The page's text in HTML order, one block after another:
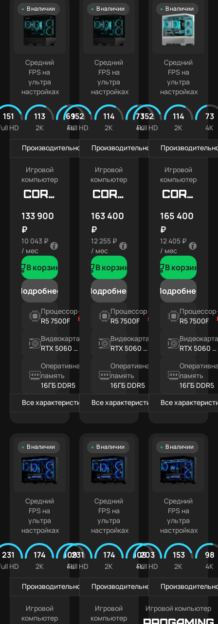
В наличии
Средний
FPS на
ультра
настройках
151
HD
113
2K
69
4K
Производительность в играх
Игровой
компьютер
Core
X5
133 900
₽
10 043 ₽
/ мес
В корзину
Подробнее
Процессор
R5 7500F
Видеокарта
RTX 5060 Ti
Оперативная
память
16ГБ DDR5
Все характеристики
В наличии
Средний
FPS на
ультра
настройках
152
Full HD
114
2K
73
4K
Производительность в играх
Игровой
компьютер
Core
X7
163 400
₽
12 255 ₽
/ мес
В корзину
Подробнее
Процессор
R5 7500F
Видеокарта
RTX 5060 Ti
Оперативная
память
16ГБ DDR5
Все характеристики
В наличии
Средний
FPS на
ультра
настройках
152
Full HD
114
2K
73
4K
Игровой
компьютер
Core
X7
SNOW
165 400
₽
12 405 ₽
/ мес
В корзину
Подробнее
Процессор
R5 7500F
RTX 5060 Ti
память
16ГБ DDR5
Все
В наличии
Средний
FPS на
ультра
настройках
231
HD
174
2K
109
4K
Производительность в играх
Игровой
компьютер
В наличии
Средний
FPS на
ультра
настройках
231
Full HD
174
2K
109
4K
Производительность в играх
Игровой
компьютер
В наличии
Средний
FPS на
ультра
настройках
203
Full HD
153
2K
98
4K
Игровой компьютер